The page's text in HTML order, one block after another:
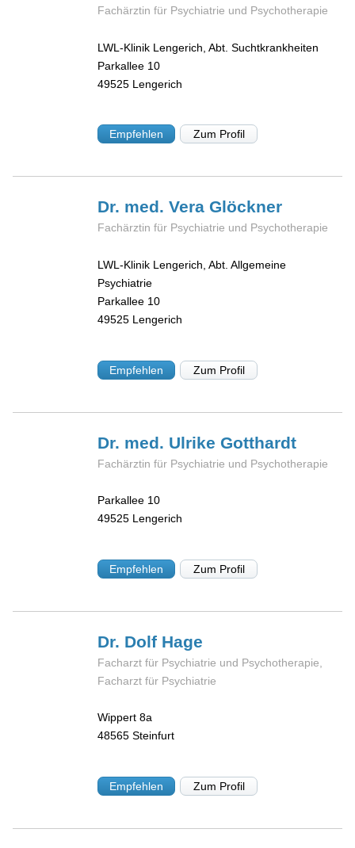
Fachärztin für Psychiatrie und Psychotherapie
LWL-Klinik Lengerich, Abt. Suchtkrankheiten
Parkallee 10
49525 Lengerich
Empfehlen Zum Profil
Dr. med. VeraGlöckner
Fachärztin für Psychiatrie und Psychotherapie
LWL-Klinik Lengerich, Abt. Allgemeine
Psychiatrie
Parkallee 10
49525 Lengerich
Empfehlen Zum Profil
Dr. med. UlrikeGotthardt
Fachärztin für Psychiatrie und Psychotherapie
Parkallee 10
49525 Lengerich
Empfehlen Zum Profil
Dr. Dolf Hage
Facharzt für Psychiatrie und Psychotherapie,
Facharzt für Psychiatrie
Wippert 8a
48565 Steinfurt
Empfehlen Zum Profil